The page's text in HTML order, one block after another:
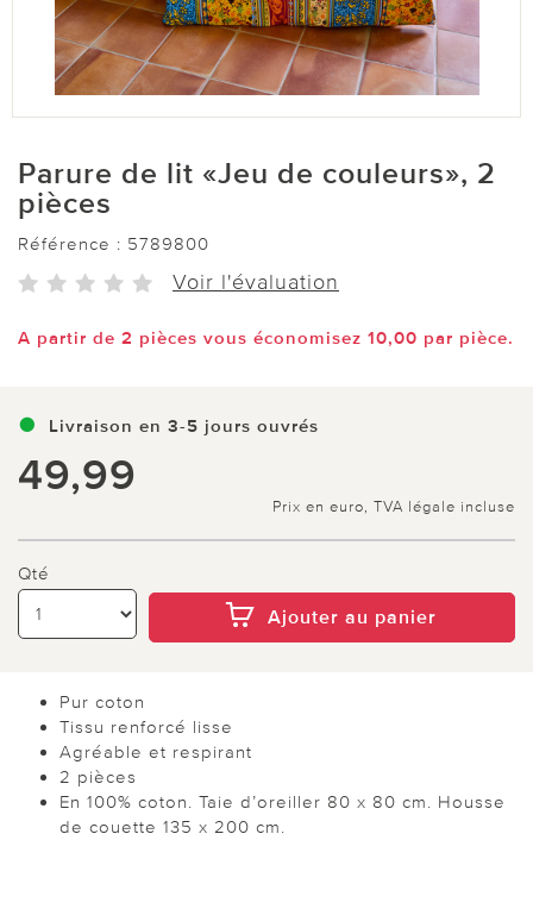
Parure de lit «Jeu de couleurs», 2
pièces
Référence : 5789800
Voir l'évaluation
A partir de 2 pièces vous économisez 10,00 par pièce.
Livraison en 3-5 jours ouvrés
49,99
Prix en euro, TVA légale incluse
Qté
Ajouter au panier
Pur coton
Tissu renforcé lisse
Agréable et respirant
2 pièces
En 100% coton. Taie d’oreiller 80 x 80 cm. Housse
de couette 135 x 200 cm.